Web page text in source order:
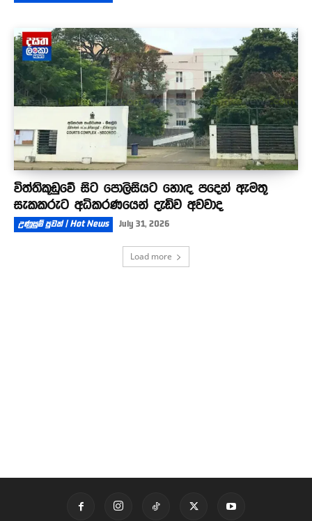
විත්තිකූඩුවේ සිට පොලිසියට හොඳ පදෙන් ඇමතූ
සැකකරුට අධිකරණයෙන් දැඩිව අවවාද
උණුසුම් පුවත් | Hot News July 31, 2026
Load more